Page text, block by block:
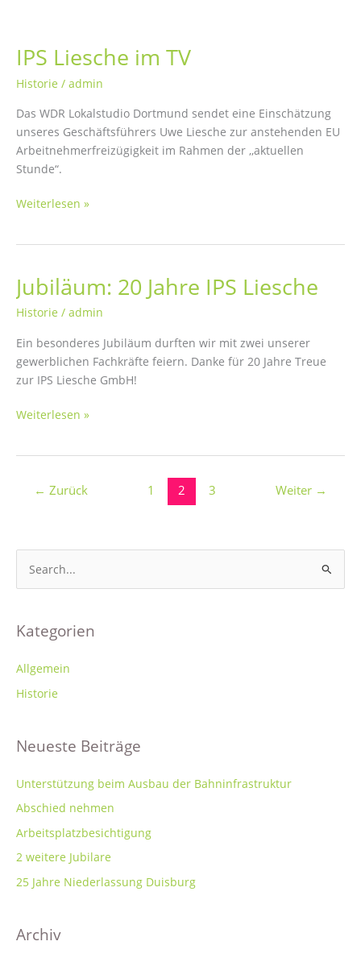
IPS Liesche im TV
Historie / admin
Das WDR Lokalstudio Dortmund sendet eine Einschätzung
unseres Geschäftsführers Uwe Liesche zur anstehenden EU
Arbeitnehmerfreizügigkeit im Rahmen der ,,aktuellen
Stunde“.
IPS
Weiterlesen »
Jubiläum: 20 Jahre IPS Liesche
Historie / admin
Ein besonderes Jubiläum durften wir mit zwei unserer
gewerblichen Fachkräfte feiern. Danke für 20 Jahre Treue
zur IPS Liesche GmbH!
Jubiläum:
Liesche
Weiterlesen »
← Zurück 1 2 3 Weiter →
h
n
n
h
:
Kategorien
Allgemein
Historie
Neueste Beiträge
Unterstützung beim Ausbau der Bahninfrastruktur
Abschied nehmen
Arbeitsplatzbesichtigung
2 weitere Jubilare
25 Jahre Niederlassung Duisburg
Archiv